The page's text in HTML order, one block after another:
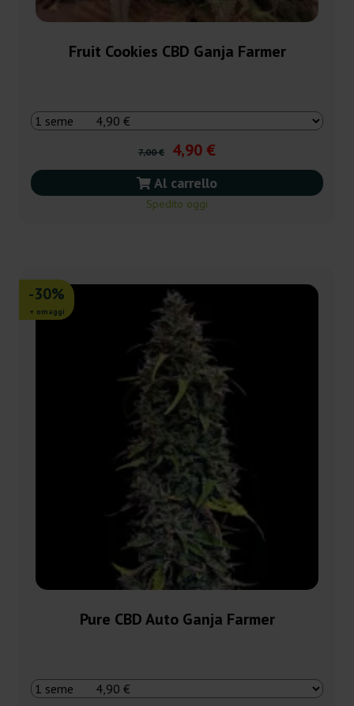
Fruit Cookies CBD Ganja Farmer
7,00 € 4,90 €
Al carrello
Spedito oggi
-30%
+ omaggi
Pure CBD Auto Ganja Farmer